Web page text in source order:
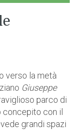
verso la metà
Giuseppe
parco di
concepito con il
grandi spazi